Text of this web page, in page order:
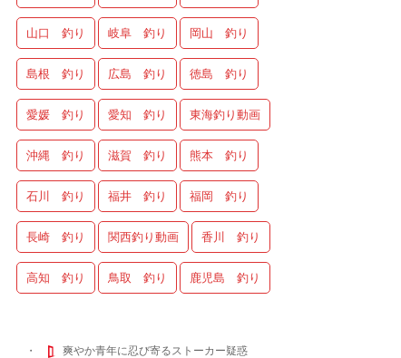
山口 釣り 岐阜 釣り 岡山 釣り
島根 釣り 広島 釣り 徳島 釣り
愛媛 釣り 愛知 釣り 東海釣り動画
沖縄 釣り 滋賀 釣り 熊本 釣り
石川 釣り 福井 釣り 福岡 釣り
長崎 釣り 関西釣り動画 香川 釣り
高知 釣り 鳥取 釣り 鹿児島 釣り
爽やか青年に忍び寄るストーカー疑惑